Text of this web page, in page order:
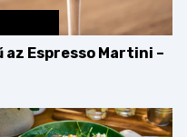
Espresso Martini –